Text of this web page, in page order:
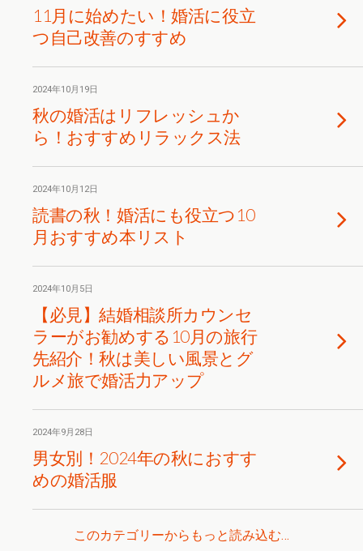
11月に始めたい！婚活に役立
つ自己改善のすすめ
2024年10月19日
秋の婚活はリフレッシュか
ら！おすすめリラックス法
2024年10月12日
読書の秋！婚活にも役立つ10
月おすすめ本リスト
2024年10月5日
【必見】結婚相談所カウンセ
ラーがお勧めする10月の旅行
先紹介！秋は美しい風景とグ
ルメ旅で婚活力アップ
2024年9月28日
男女別！2024年の秋におすす
めの婚活服
このカテゴリーからもっと読み込む…